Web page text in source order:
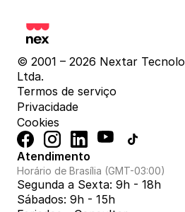
© 2001 – 2026 Nextar
Ltda.
Termos de serviço
Privacidade
Cookies
Atendimento
Horário de Brasília (GMT-03:00)
Segunda a Sexta: 9h - 18h
Sábados: 9h - 15h